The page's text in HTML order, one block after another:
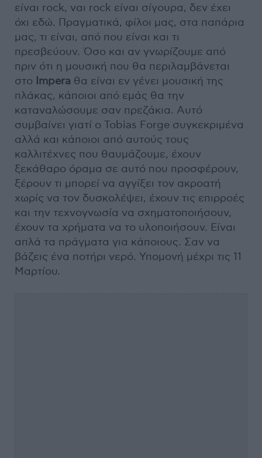
είναι rock, ναι rock είναι σίγουρα, δεν έχει
όχι εδώ. Πραγματικά, φίλοι μας, στα παπάρια
μας, τι είναι, από που είναι και τι
πρεσβεύουν. Όσο και αν γνωρίζουμε από
πριν ότι η μουσική που θα περιλαμβάνεται
στο Impera θα είναι εν γένει μουσική της
πλάκας, κάποιοι από εμάς θα την
καταναλώσουμε σαν πρεζάκια. Αυτό
συμβαίνει γιατί ο Tobias Forge συγκεκριμένα
αλλά και κάποιοι από αυτούς τους
καλλιτέχνες που θαυμάζουμε, έχουν
ξεκάθαρο όραμα σε αυτό που προσφέρουν,
ξέρουν τι μπορεί να αγγίξει τον ακροατή
χωρίς να τον δυσκολέψει, έχουν τις επιρροές
και την τεχνογνωσία να σχηματοποιήσουν,
έχουν τα χρήματα να το υλοποιήσουν. Είναι
απλά τα πράγματα για κάποιους. Σαν να
βάζεις ένα ποτήρι νερό. Υπομονή μέχρι τις 11
Μαρτίου.